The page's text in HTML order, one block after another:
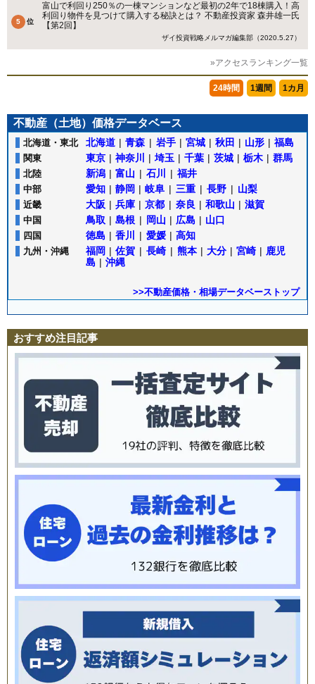
富山で利回り250％の一棟マンションなど最初の2年で18棟購入！高
利回り物件を見つけて購入する秘訣とは？ 不動産投資家 森井雄一氏
【第2回】
ザイ投資戦略メルマガ編集部（2020.5.27）
»アクセスランキング一覧
24時間 1週間 1カ月
不動産（土地）価格データベース
北海道・東北 北海道 | 青森 | 岩手 | 宮城 | 秋田 | 山形 | 福島
関東 東京 | 神奈川 | 埼玉 | 千葉 | 茨城 | 栃木 | 群馬
北陸 新潟 | 富山 | 石川 | 福井
中部 愛知 | 静岡 | 岐阜 | 三重 | 長野 | 山梨
近畿 大阪 | 兵庫 | 京都 | 奈良 | 和歌山 | 滋賀
中国 鳥取 | 島根 | 岡山 | 広島 | 山口
四国 徳島 | 香川 | 愛媛 | 高知
九州・沖縄 福岡 | 佐賀 | 長崎 | 熊本 | 大分 | 宮崎 | 鹿児
島 | 沖縄
>>不動産価格・相場データベーストップ
おすすめ注目記事